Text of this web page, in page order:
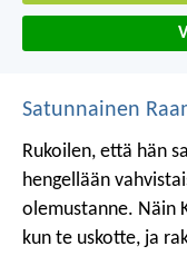
Satunnainen
Rukoilen, että hän
hengellään
olemustanne. Näin
kun te uskotte, ja